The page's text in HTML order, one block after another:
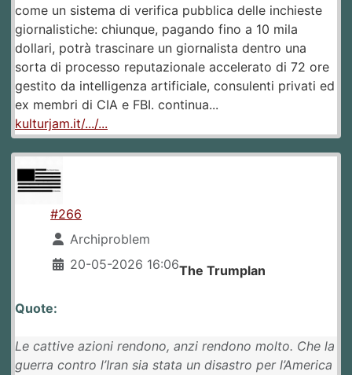
come un sistema di verifica pubblica delle inchieste
giornalistiche: chiunque, pagando fino a 10 mila
dollari, potrà trascinare un giornalista dentro una
sorta di processo reputazionale accelerato di 72 ore
gestito da intelligenza artificiale, consulenti privati ed
ex membri di CIA e FBI. continua...
kulturjam.it/.../...
#266
Archiproblem
20-05-2026 16:06The Trumplan
Quote:
Le cattive azioni rendono, anzi rendono molto. Che la
guerra contro l’Iran sia stata un disastro per l’America